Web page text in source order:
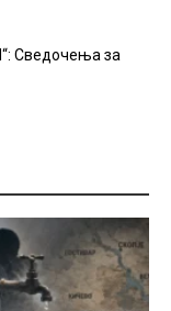
Сведочења за